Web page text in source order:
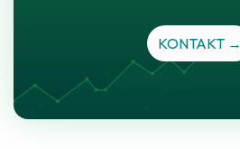
KONTAKT →